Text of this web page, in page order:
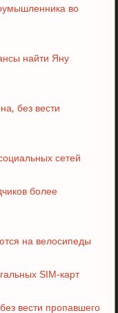
во
найти Яну
без вести
сетей
более
на велосипеды
SIM-карт
вести пропавшего